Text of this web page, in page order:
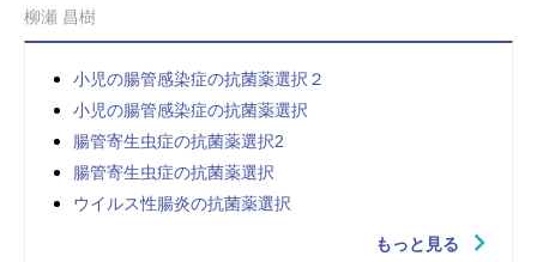
柳瀬 昌樹
小児の腸管感染症の抗菌薬選択２
小児の腸管感染症の抗菌薬選択
腸管寄生虫症の抗菌薬選択2
腸管寄生虫症の抗菌薬選択
ウイルス性腸炎の抗菌薬選択
もっと見る